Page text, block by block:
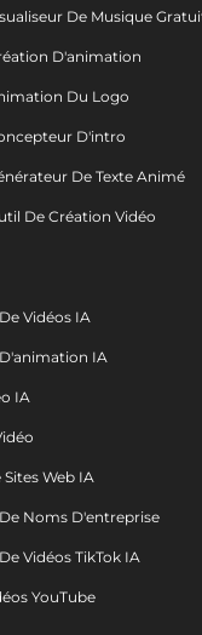
De Musique
D'animation
Du Logo
D'intro
De Texte Animé
De Création Vidéo
Vidéos IA
IA
IA
Web IA
Noms D'entreprise
Vidéos TikTok IA
YouTube